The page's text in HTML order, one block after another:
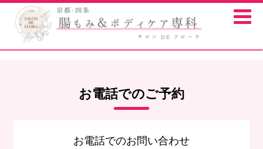
お電話でのご予約
お電話でのお問い合わせ